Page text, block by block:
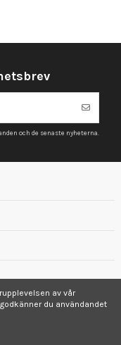
och de senaste nyheterna.
av vår
du användandet